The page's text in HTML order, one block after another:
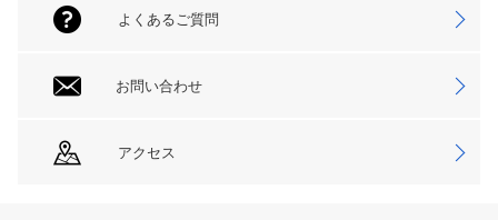
よくあるご質問
お問い合わせ
アクセス